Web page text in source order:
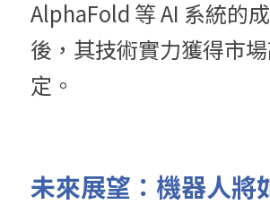
AlphaFold 等 AI 系統的
後，其技術實力獲得市
定。
未來展望：機器人將